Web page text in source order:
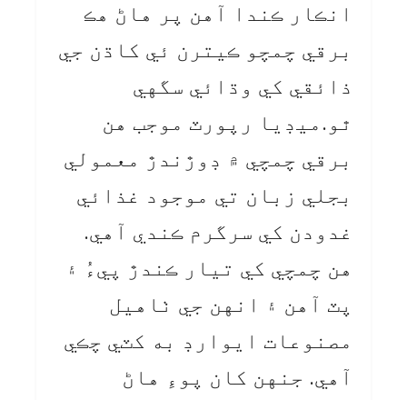
انڪار ڪندا آهن پر هاڻ هڪ
برقي چمچو ڪيترن ئي کاڌن جي
ذائقي کي وڌائي سگهي
ٿو.ميڊيا رپورٽ موجب هن
برقي چمچي ۾ ڊوڙندڙ معمولي
بجلي زبان تي موجود غذائي
غدودن کي سرگرم ڪندي آهي.
هن چمچي کي تيار ڪندڙ پيءُ ۽
پٽ آهن ۽ انهن جي ٺاهيل
مصنوعات ايوارڊ به کٽي چڪي
آهي. جنهن کان پوءِ هاڻ